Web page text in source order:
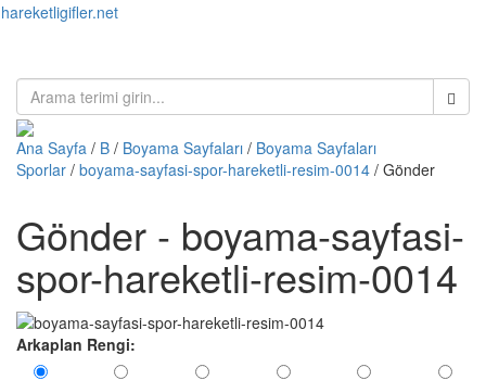
hareketligifler.net
Ana Sayfa / B / Boyama Sayfaları / Boyama Sayfaları
Sporlar / boyama-sayfasi-spor-hareketli-resim-0014 / Gönder
Gönder - boyama-sayfasi-
spor-hareketli-resim-0014
Arkaplan Rengi: